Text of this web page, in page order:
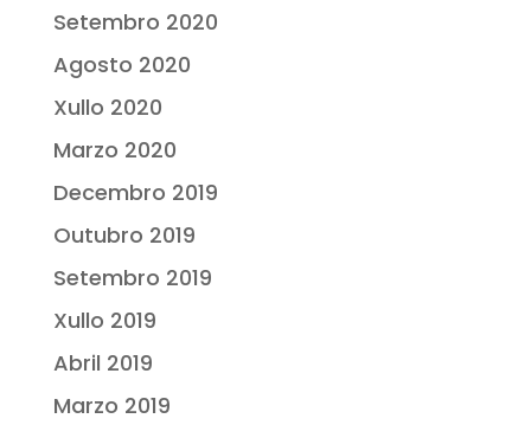
Setembro 2020
Agosto 2020
Xullo 2020
Marzo 2020
Decembro 2019
Outubro 2019
Setembro 2019
Xullo 2019
Abril 2019
Marzo 2019